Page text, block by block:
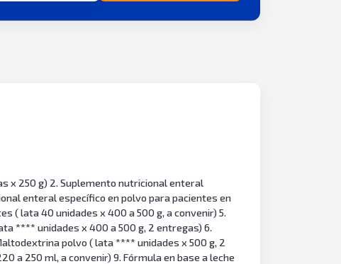
x 250 g) 2. Suplemento nutricional enteral
enteral específico en polvo para pacientes en
( lata 40 unidades x 400 a 500 g, a convenir) 5.
**** unidades x 400 a 500 g, 2 entregas) 6.
polvo ( lata **** unidades x 500 g, 2
a 250 ml, a convenir) 9. Fórmula en base a leche